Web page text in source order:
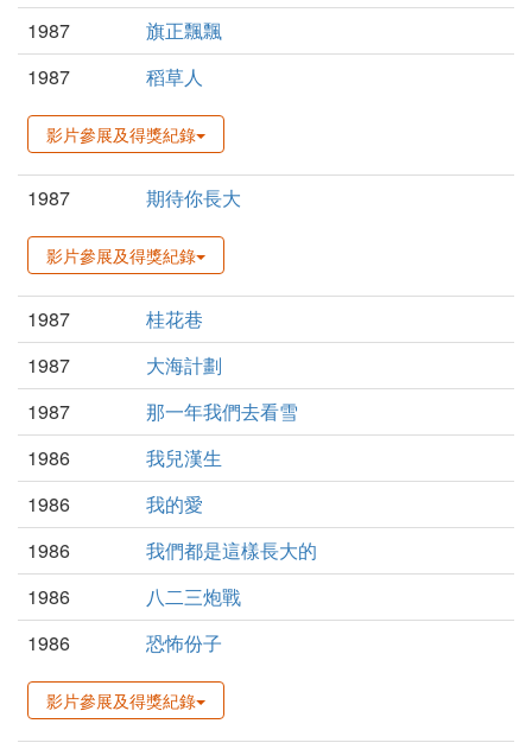
1987
旗正飄飄
1987
稻草人
影片參展及得獎紀錄
1987 期待你長大
影片參展及得獎紀錄
1987
桂花巷
1987
大海計劃
1987
那一年我們去看雪
1986
我兒漢生
1986
我的愛
1986
我們都是這樣長大的
1986
八二三炮戰
1986
恐怖份子
影片參展及得獎紀錄